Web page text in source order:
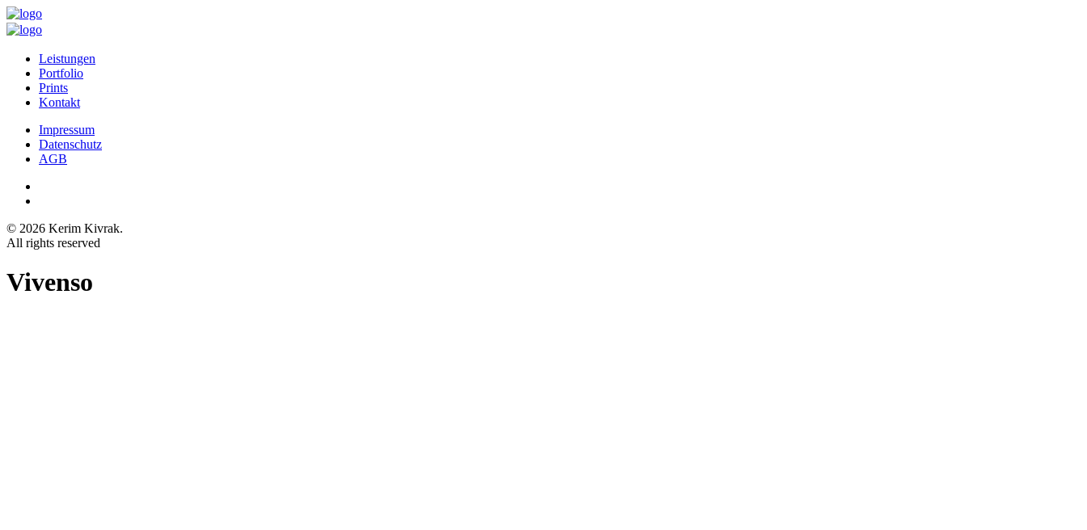
Leistungen
Portfolio
Prints
Kontakt
Impressum
Datenschutz
AGB
© 2026 Kerim Kivrak.
All rights reserved
Vivenso